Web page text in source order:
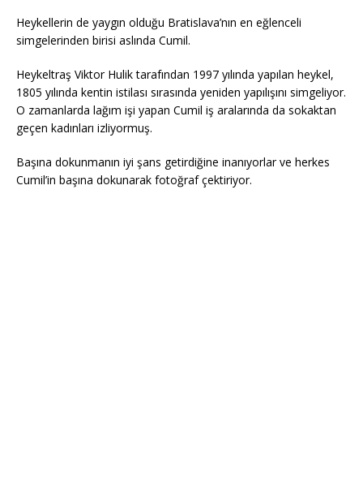
Heykellerin de yaygın olduğu Bratislava’nın en eğlenceli
simgelerinden birisi aslında Cumil.
Heykeltraş Viktor Hulik tarafından 1997 yılında yapılan heykel,
1805 yılında kentin istilası sırasında yeniden yapılışını simgeliyor.
O zamanlarda lağım işi yapan Cumil iş aralarında da sokaktan
geçen kadınları izliyormuş.
Başına dokunmanın iyi şans getirdiğine inanıyorlar ve herkes
Cumil’in başına dokunarak fotoğraf çektiriyor.